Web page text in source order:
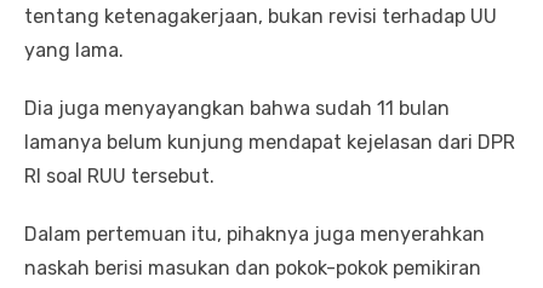
tentang ketenagakerjaan, bukan revisi terhadap UU
yang lama.
Dia juga menyayangkan bahwa sudah 11 bulan
lamanya belum kunjung mendapat kejelasan dari DPR
RI soal RUU tersebut.
Dalam pertemuan itu, pihaknya juga menyerahkan
naskah berisi masukan dan pokok-pokok pemikiran